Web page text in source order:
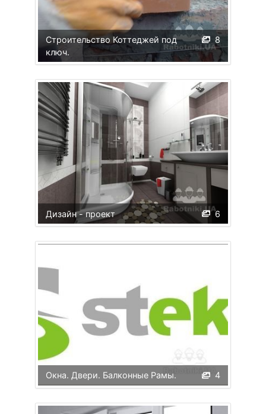
8
Строительство Коттеджей под
ключ.
6
Дизайн - проект
4
Окна. Двери. Балконные Рамы.